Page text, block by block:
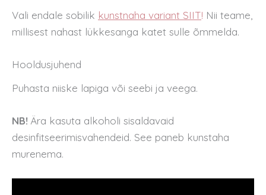
Vali endale sobilik kunstnaha variant SIIT! Nii teame,
millisest nahast lükkesanga katet sulle õmmelda.
Hooldusjuhend
Puhasta niiske lapiga või seebi ja veega.
NB! Ära kasuta alkoholi sisaldavaid
desinfitseerimisvahendeid. See paneb kunstaha
murenema.